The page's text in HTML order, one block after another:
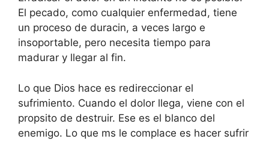
El pecado, como cualquier enfermedad, tiene
un proceso de duracin, a veces largo e
insoportable, pero necesita tiempo para
madurar y llegar al fin.
Lo que Dios hace es redireccionar el
sufrimiento. Cuando el dolor llega, viene con el
propsito de destruir. Ese es el blanco del
enemigo. Lo que ms le complace es hacer sufrir